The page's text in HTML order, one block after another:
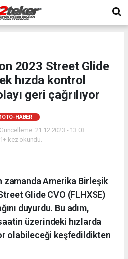
2023 Street Glide
hızda kontrol
geri çağrılıyor
HABER
21.12.2023 - 13:03
kez okundu.
zamanda Amerika Birleşik
Glide CVO (FLHXSE)
duyurdu. Bu adım,
üzerindeki hızlarda
olabileceği keşfedildikten